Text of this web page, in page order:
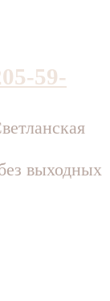
59-
выходных